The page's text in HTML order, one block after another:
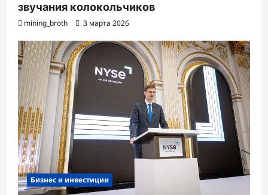
звучания колокольчиков
mining_broth 3 марта 2026
Бизнес и инвестиции